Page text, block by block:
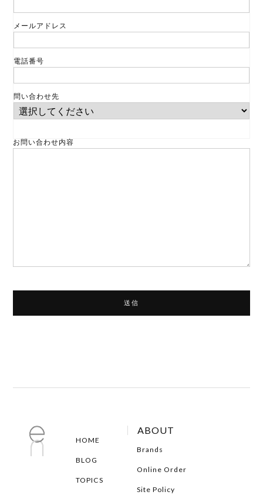
メールアドレス
電話番号
問い合わせ先
お問い合わせ内容
HOME
BLOG
TOPICS
ABOUT
Brands
Online Order
Site Policy